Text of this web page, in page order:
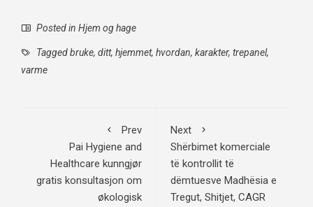
Posted in Hjem og hage
Taggedbruke, ditt, hjemmet, hvordan, karakter, trepanel,
varme
Prev
Pai Hygiene and
Healthcare kunngjør
gratis konsultasjon om
økologisk
Next
Shërbimet komerciale
të kontrollit të
dëmtuesve Madhësia e
Tregut, Shitjet, CAGR